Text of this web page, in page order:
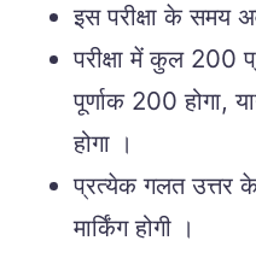
इस परीक्षा के समय
परीक्षा में कुल 200
पूर्णाक 200 होगा,
होगा ।
प्रत्येक गलत उत्तर
मार्किंग होगी ।